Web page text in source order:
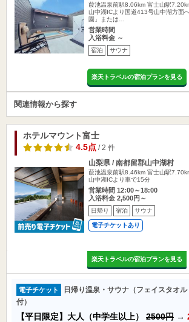
葭池温泉前駅8.06km 富士山駅
山中湖ICより国道413号山中湖方面
園」または…
営業時間
入浴料金 ～
宿泊 サウナ
楽天トラベルの宿泊プランを見る
関連情報から探す
ホテルマウント富士
4.5点/ 2 件
山梨県 / 南都留郡山中湖村
葭池温泉前駅8.46km 富士山駅
山中湖ICより車で15分
営業時間 12:00～18:00
入浴料金 2,500円～
日帰り 宿泊 サウナ
電子チケットあり
楽天トラベルの宿泊プランを見る
電子チケット
日帰り温泉・サウナ（フェイスタオ
付）
【平日限定】大人（中学生以上） 2500円 →